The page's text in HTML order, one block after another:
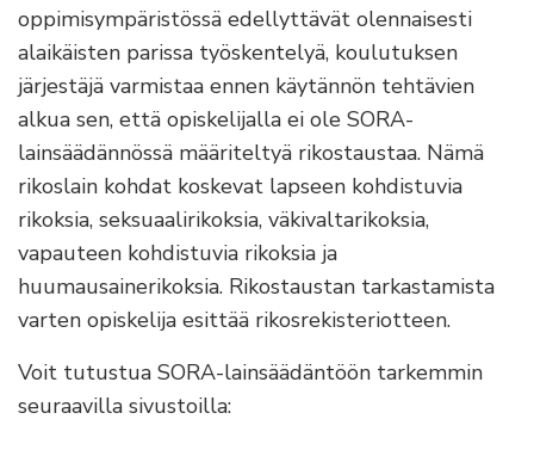
oppimisympäristössä edellyttävät olennaisesti
alaikäisten parissa työskentelyä, koulutuksen
järjestäjä varmistaa ennen käytännön tehtävien
alkua sen, että opiskelijalla ei ole SORA-
lainsäädännössä määriteltyä rikostaustaa. Nämä
rikoslain kohdat koskevat lapseen kohdistuvia
rikoksia, seksuaalirikoksia, väkivaltarikoksia,
vapauteen kohdistuvia rikoksia ja
huumausainerikoksia. Rikostaustan tarkastamista
varten opiskelija esittää rikosrekisteriotteen.
Voit tutustua SORA-lainsäädäntöön tarkemmin
seuraavilla sivustoilla: